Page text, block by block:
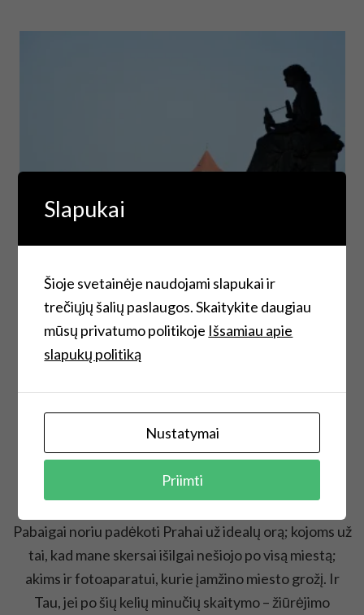
Bijau, kad žodžiais visko neapsakysi. Nuotraukomis
visko neparodysi. Daug kas, kaip ir slaptas noras
atsirandančios šypsenos kampučiuose.
Pabaigai noriu padėkoti Prahai už idealų orą; kojoms už
tai, kad mane skersai išilgai nešiojo po visą miestą;
akims ir fotoaparatui, kurie įamžino miesto grožį. Ir
Tau, jei po šių kelių minučių skaitymo – žiūrėjimo
Slapukai
Šioje svetainėje naudojami slapukai ir
trečiųjų šalių paslaugos. Skaitykite daugiau
mūsų privatumo politikoje Išsamiau apie
slapukų politiką
Nustatymai
Priimti